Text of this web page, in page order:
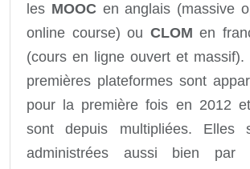
les MOOC en anglais (massive
online course) ou CLOM en
(cours en ligne ouvert et massif).
premières plateformes sont
pour la première fois en 2012
sont depuis multipliées. Elles
administrées aussi bien par